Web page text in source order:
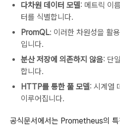
다차원 데이터 모델: 메트릭 이
터를 식별합니다.
PromQL: 이러한 차원성을 활
입니다.
분산 저장에 의존하지 않음: 단
합니다.
HTTP를 통한 풀 모델: 시계열
이루어집니다.
공식문서에서는 Prometheus의